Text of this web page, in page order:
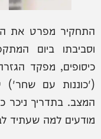
התחקיר מפרט את
כיסופים, מפקד
('כוננות עם שחר')
המצב. בתדריך ניכר
מודעים למה שעתיד